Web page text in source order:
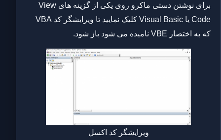
برای نوشتن دستی ماکرو روی یکی از گزینه های View
Code یا Visual Basic کلیک نمایید تا ویرایشگر کد VBA
که به اختصار VBE نامیده می شود باز شود.
ویرایشگر کد اکسل